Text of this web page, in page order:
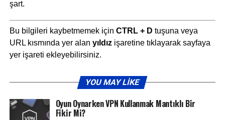
şart.
Bu bilgileri kaybetmemek için CTRL + D tuşuna veya
URL kısmında yer alan yıldızişaretine tıklayarak sayfaya
yer işareti ekleyebilirsiniz.
YOU MAY LIKE
Oyun Oynarken VPN Kullanmak Mantıklı Bir
Fikir Mi?